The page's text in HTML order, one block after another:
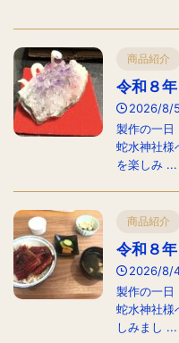
商品紹介
令和８年
2026/8/5
製作の一日
蛇水神社様
を楽しみ ...
商品紹介
令和８年
2026/8/
製作の一日
蛇水神社様
しみまし ...